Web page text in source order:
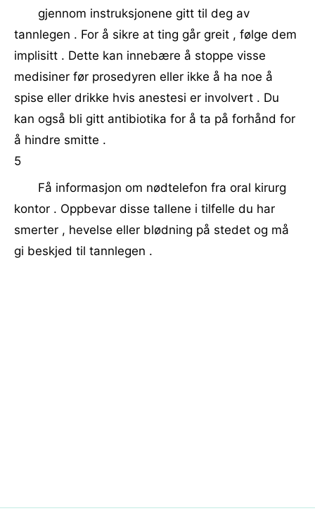
gjennom instruksjonene gitt til deg av
tannlegen . For å sikre at ting går greit , følge dem
implisitt . Dette kan innebære å stoppe visse
medisiner før prosedyren eller ikke å ha noe å
spise eller drikke hvis anestesi er involvert . Du
kan også bli gitt antibiotika for å ta på forhånd for
å hindre smitte .
5
Få informasjon om nødtelefon fra oral kirurg
kontor . Oppbevar disse tallene i tilfelle du har
smerter , hevelse eller blødning på stedet og må
gi beskjed til tannlegen .